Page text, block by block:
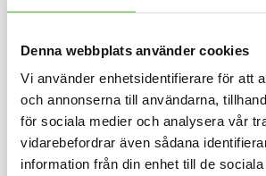
Denna webbplats använder cookies
Vi använder enhetsidentifierare för att
och annonserna till användarna,
för sociala medier och analysera vår
vidarebefordrar även sådana
information från din enhet till de